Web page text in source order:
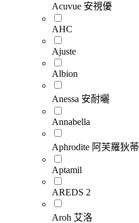
Acuvue 安視優
AHC
Ajuste
Albion
Anessa 安耐曬
Annabella
Aphrodite 阿芙羅狄蒂
Aptamil
AREDS 2
Aroh 艾洛